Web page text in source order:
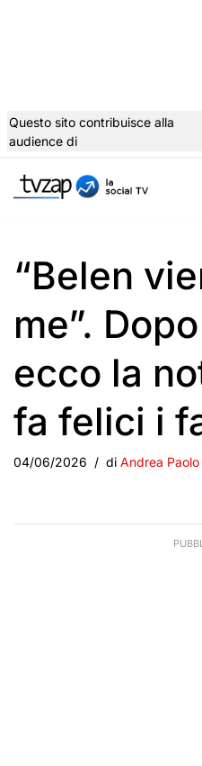
al
Questo sito contribuisce alla
audience di
“Belen
me”.
ecco la
fa felici i
04/06/2026 di Andrea Paolo